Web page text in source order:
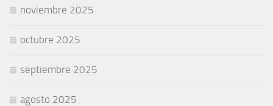
noviembre 2025
octubre 2025
septiembre 2025
agosto 2025